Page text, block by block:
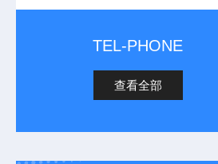
TEL-PHONE
查看全部